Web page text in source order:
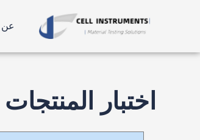
عن
اختبار المنتجات